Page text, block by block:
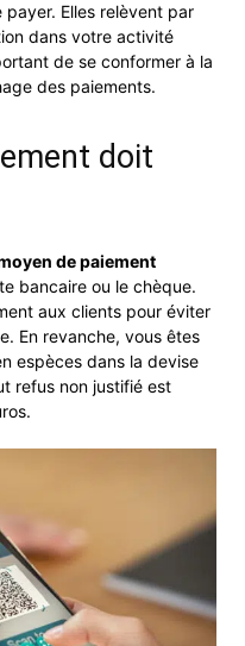
Elles relèvent par
dans votre activité
de se conformer à la
des paiements.
doit
de paiement
bancaire ou le chèque.
aux clients pour éviter
En revanche, vous êtes
espèces dans la devise
refus non justifié est